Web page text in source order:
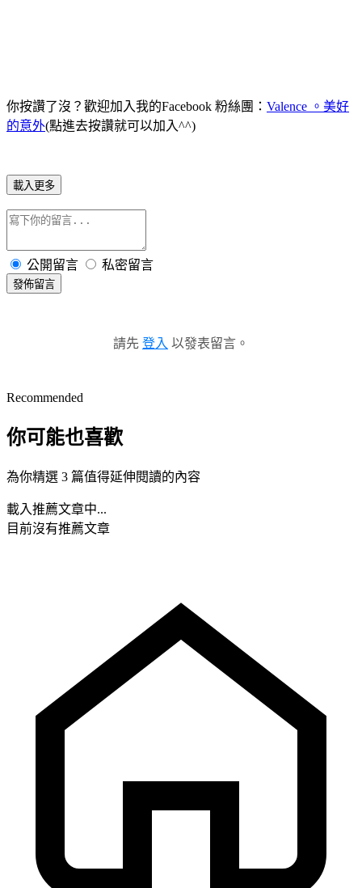
你按讚了沒？歡迎加入我的Facebook 粉絲團： Valence 。美好
的意外(點進去按讚就可以加入^^)
載入更多
公開留言 私密留言
發佈留言
請先 登入 以發表留言。
Recommended
你可能也喜歡
為你精選 3 篇值得延伸閱讀的內容
載入推薦文章中...
目前沒有推薦文章